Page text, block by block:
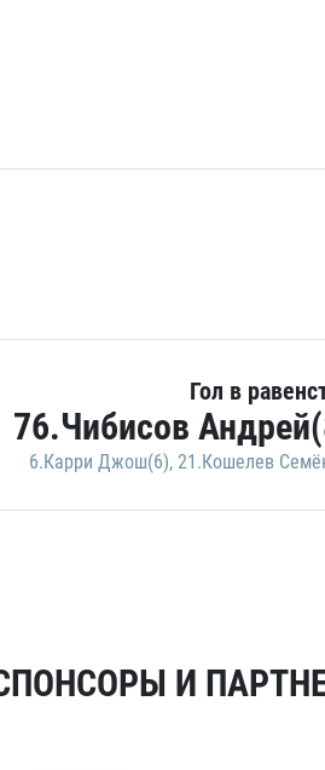
Гол в
76.Чибисов
6.Карри Джош(6), 21.Кошелев
И